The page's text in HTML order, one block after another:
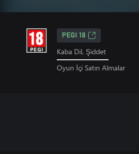
PEGI 18
Kaba Dil, Şiddet
Oyun İçi Satın Almalar